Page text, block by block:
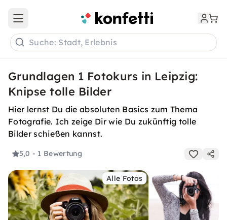
Open main menu
Suche: Stadt, Erlebnis
Grundlagen 1 Fotokurs in Leipzig:
Knipse tolle Bilder
Hier lernst Du die absoluten Basics zum Thema
Fotografie. Ich zeige Dir wie Du zukünftig tolle
Bilder schießen kannst.
5,0 - 1 Bewertung
Alle Fotos